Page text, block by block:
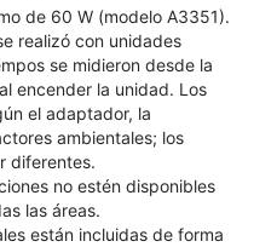
de 60 W (modelo A3351).
realizó con unidades
se midieron desde la
encender la unidad. Los
el adaptador, la
ambientales; los
diferentes.
no estén disponibles
las áreas.
están incluidas de forma